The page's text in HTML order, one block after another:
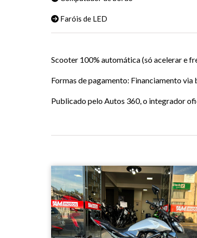
Faróis de LED
Scooter 100% automática (só acelerar e
Formas de pagamento: Financiamento
Publicado pelo Autos 360, o integrador